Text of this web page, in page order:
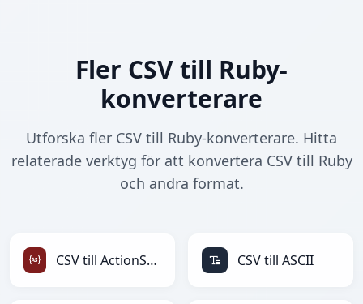
Fler CSV till Ruby-
konverterare
Utforska fler CSV till Ruby-konverterare. Hitta
relaterade verktyg för att konvertera CSV till Ruby
och andra format.
CSV till ActionScript CSV till ASCII